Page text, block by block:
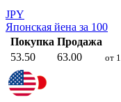
JPY
Японская йена за 100
Покупка Продажа
53.50
63.00 от 1